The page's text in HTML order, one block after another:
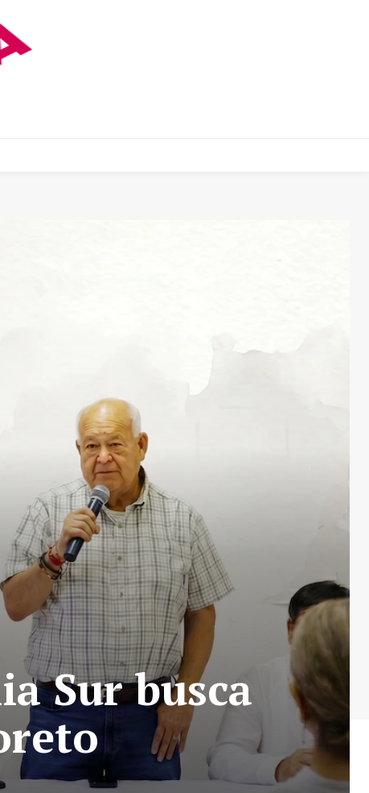
Sur busca